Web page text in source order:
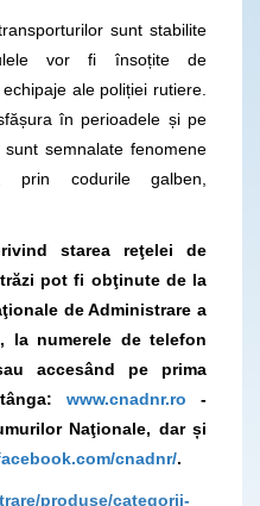
sunt stabilite
vor fi însoțite de
ale poliției rutiere.
în perioadele și pe
semnalate fenomene
prin codurile galben,
starea reţelei de
pot fi obţinute de la
de Administrare a
la numerele de telefon
accesând pe prima
www.cnadnr.ro -
Naţionale, dar și
cnadnr/.
produse/categorii-